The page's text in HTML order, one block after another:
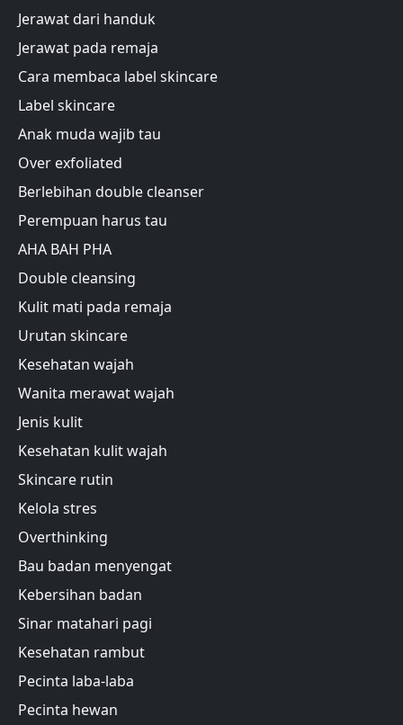
Jerawat dari handuk
Jerawat pada remaja
Cara membaca label skincare
Label skincare
Anak muda wajib tau
Over exfoliated
Berlebihan double cleanser
Perempuan harus tau
AHA BAH PHA
Double cleansing
Kulit mati pada remaja
Urutan skincare
Kesehatan wajah
Wanita merawat wajah
Jenis kulit
Kesehatan kulit wajah
Skincare rutin
Kelola stres
Overthinking
Bau badan menyengat
Kebersihan badan
Sinar matahari pagi
Kesehatan rambut
Pecinta laba-laba
Pecinta hewan